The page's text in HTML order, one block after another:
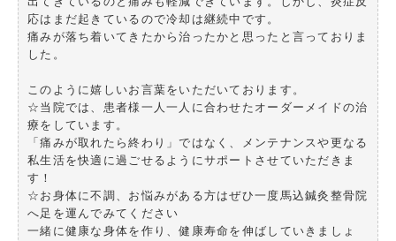
応はまだ起きているので冷却は継続中です。
痛みが落ち着いてきたから治ったかと思ったと言っておりま
した。
このように嬉しいお言葉をいただいております。
☆当院では、患者様一人一人に合わせたオーダーメイドの治
療をしています。
「痛みが取れたら終わり」ではなく、メンテナンスや更なる
私生活を快適に過ごせるようにサポートさせていただきま
す！
☆お身体に不調、お悩みがある方はぜひ一度馬込鍼灸整骨院
へ足を運んでみてください
一緒に健康な身体を作り、健康寿命を伸ばしていきましょ